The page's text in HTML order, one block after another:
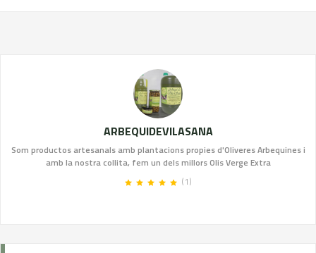
ARBEQUIDEVILASANA
Som productos artesanals amb plantacions propies d'Oliveres Arbequines i
amb la nostra collita, fem un dels millors Olis Verge Extra
(1)